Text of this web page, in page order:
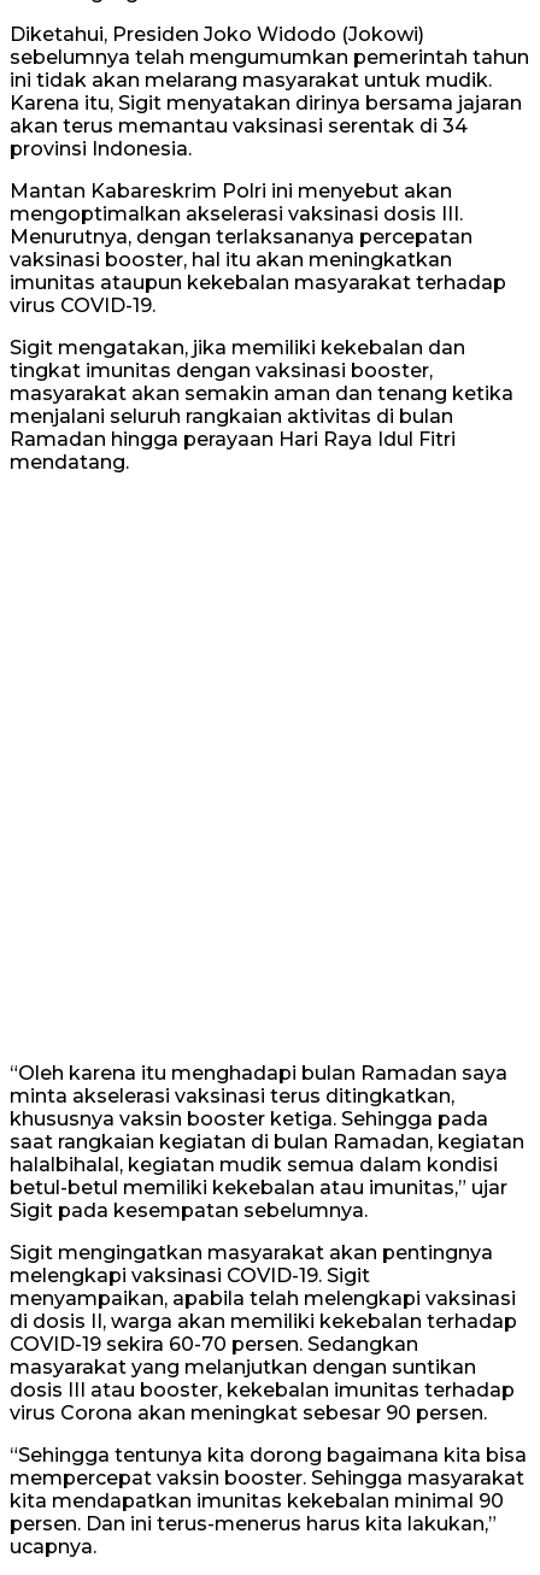
Diketahui, Presiden Joko Widodo (Jokowi)
sebelumnya telah mengumumkan pemerintah tahun
ini tidak akan melarang masyarakat untuk mudik.
Karena itu, Sigit menyatakan dirinya bersama jajaran
akan terus memantau vaksinasi serentak di 34
provinsi Indonesia.
Mantan Kabareskrim Polri ini menyebut akan
mengoptimalkan akselerasi vaksinasi dosis III.
Menurutnya, dengan terlaksananya percepatan
vaksinasi booster, hal itu akan meningkatkan
imunitas ataupun kekebalan masyarakat terhadap
virus COVID-19.
Sigit mengatakan, jika memiliki kekebalan dan
tingkat imunitas dengan vaksinasi booster,
masyarakat akan semakin aman dan tenang ketika
menjalani seluruh rangkaian aktivitas di bulan
Ramadan hingga perayaan Hari Raya Idul Fitri
mendatang.
“Oleh karena itu menghadapi bulan Ramadan saya
minta akselerasi vaksinasi terus ditingkatkan,
khususnya vaksin booster ketiga. Sehingga pada
saat rangkaian kegiatan di bulan Ramadan, kegiatan
halalbihalal, kegiatan mudik semua dalam kondisi
betul-betul memiliki kekebalan atau imunitas,” ujar
Sigit pada kesempatan sebelumnya.
Sigit mengingatkan masyarakat akan pentingnya
melengkapi vaksinasi COVID-19. Sigit
menyampaikan, apabila telah melengkapi vaksinasi
di dosis II, warga akan memiliki kekebalan terhadap
COVID-19 sekira 60-70 persen. Sedangkan
masyarakat yang melanjutkan dengan suntikan
dosis III atau booster, kekebalan imunitas terhadap
virus Corona akan meningkat sebesar 90 persen.
“Sehingga tentunya kita dorong bagaimana kita bisa
mempercepat vaksin booster. Sehingga masyarakat
kita mendapatkan imunitas kekebalan minimal 90
persen. Dan ini terus-menerus harus kita lakukan,”
ucapnya.